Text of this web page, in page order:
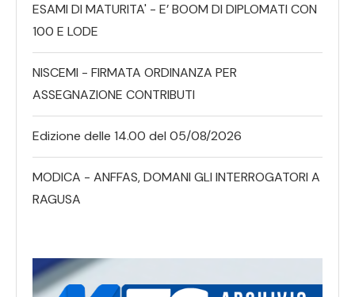
ESAMI DI MATURITA' - E’ BOOM DI DIPLOMATI CON
100 E LODE
NISCEMI - FIRMATA ORDINANZA PER
ASSEGNAZIONE CONTRIBUTI
Edizione delle 14.00 del 05/08/2026
MODICA - ANFFAS, DOMANI GLI INTERROGATORI A
RAGUSA